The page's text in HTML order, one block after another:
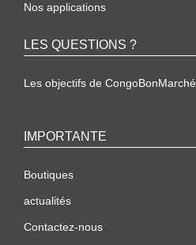
Nos applications
LES QUESTIONS ?
Les objectifs de CongoBonMarché.
IMPORTANTE
Boutiques
actualités
Contactez-nous